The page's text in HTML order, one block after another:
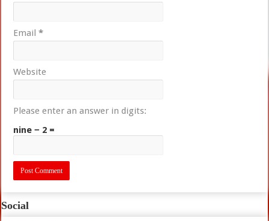
Email*
Website
Please enter an answer in digits:
nine − 2 =
Social